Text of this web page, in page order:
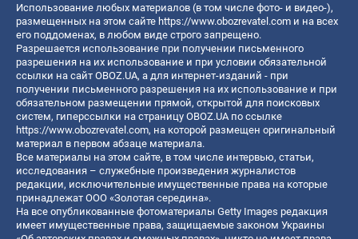
Использование любых материалов (в том числе фото- и видео-),
размещенных на этом сайте https://www.obozrevatel.com и на всех
его поддоменах, в любом виде строго запрещено.
Разрешается использование при получении письменного
разрешения на их использование и при условии обязательной
ссылки на сайт OBOZ.UA, а для интернет-изданий - при
получении письменного разрешения на их использование и при
обязательном размещении прямой, открытой для поисковых
систем, гиперссылки на страницу OBOZ.UA по ссылке
https://www.obozrevatel.com, на которой размещен оригинальный
материал в первом абзаце материала.
Все материалы на этом сайте, в том числе интервью, статьи,
исследования – служебные произведения журналистов
редакции, исключительные имущественные права на которые
принадлежат ООО «Золотая середина».
На все опубликованные фотоматериалы Getty Images редакция
имеет имущественные права, защищаемые законом Украины